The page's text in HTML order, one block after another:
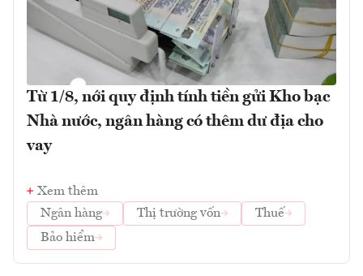
Từ 1/8, nới quy định tính tiền gửi Kho bạc
Nhà nước, ngân hàng có thêm dư địa cho
vay
Xem thêm
Ngân hàng
Thị trường vốn
Thuế
Bảo hiểm